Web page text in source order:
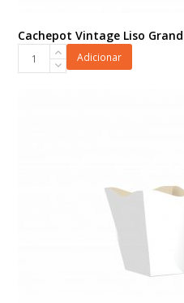
Cachepot Vintage Liso
Cachepot
Adicionar